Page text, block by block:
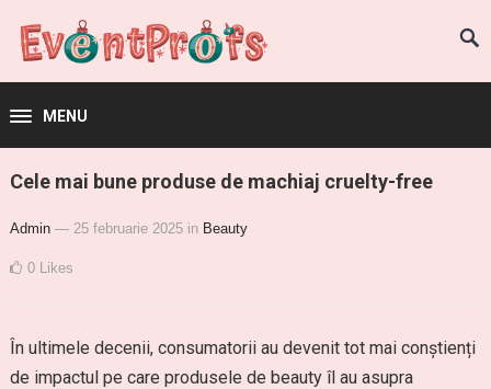
MENU
Cele mai bune produse de machiaj cruelty-free
Admin — 25 februarie 2025 in Beauty
0 Likes
În ultimele decenii, consumatorii au devenit tot mai conștienți
de impactul pe care produsele de beauty îl au asupra